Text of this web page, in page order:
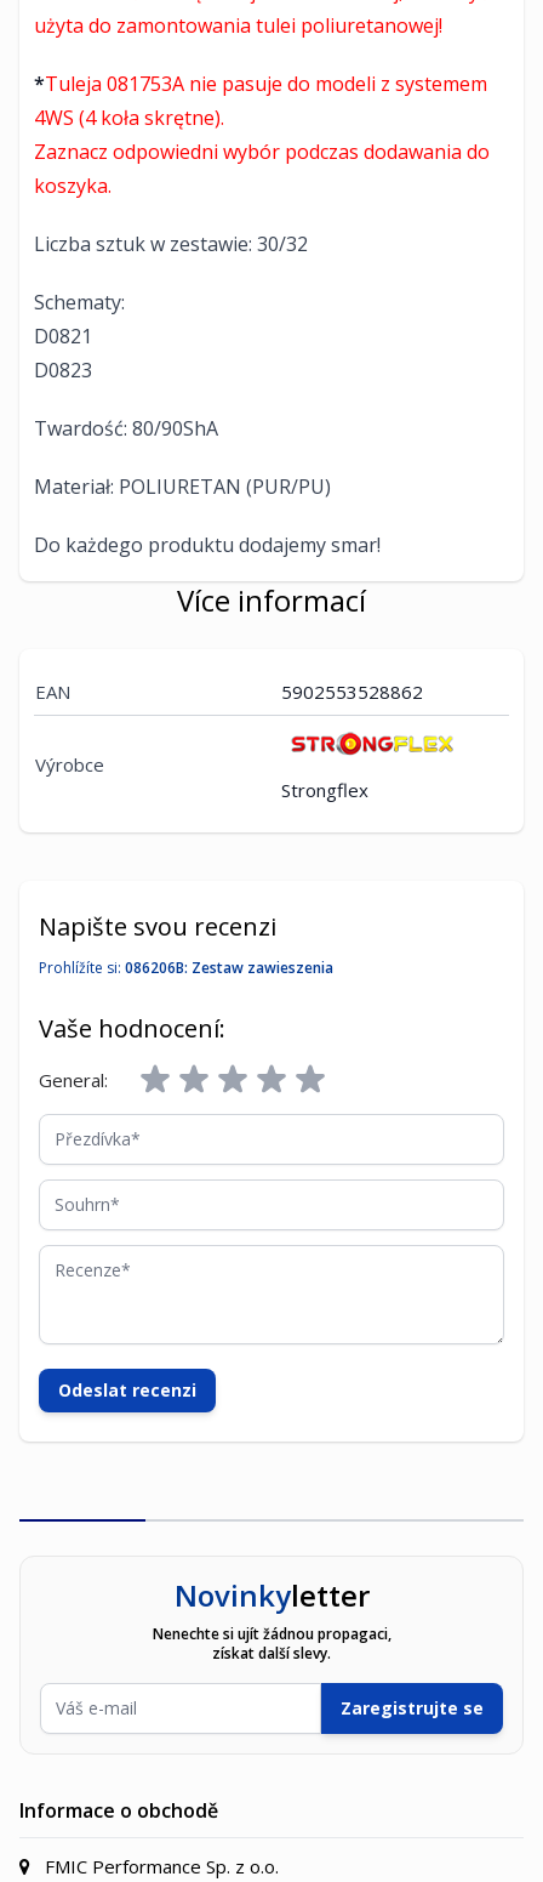
użyta do zamontowania tulei poliuretanowej!
*Tuleja 081753A nie pasuje do modeli z systemem
4WS (4 koła skrętne).
Zaznacz odpowiedni wybór podczas dodawania do
koszyka.
Liczba sztuk w zestawie: 30/32
Schematy:
D0821
D0823
Twardość: 80/90ShA
Materiał: POLIURETAN (PUR/PU)
Do każdego produktu dodajemy smar!
Více informací
EAN 5902553528862
Výrobce
Strongflex
Napište svou recenzi
Prohlížíte si: 086206B: Zestaw zawieszenia
Vaše hodnocení:
General:
Přezdívka
Souhrn
Recenze
Odeslat recenzi
Novinkyletter
Nenechte si ujít žádnou propagaci,
získat další slevy.
E-mailová adresa
Zaregistrujte se
Informace o obchodě
FMIC Performance Sp. z o.o.